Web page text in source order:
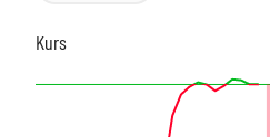
Kurs